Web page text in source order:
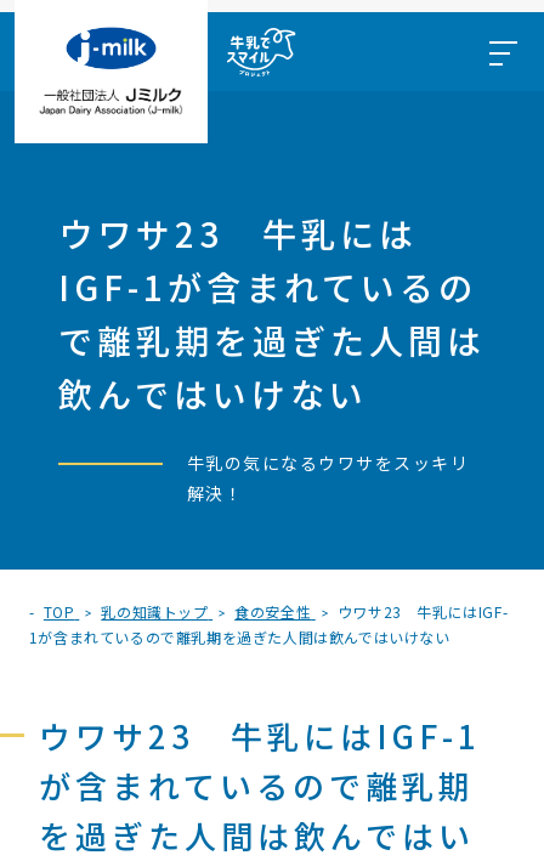
ウワサ23 牛乳には
IGF-1が含まれているの
で離乳期を過ぎた人間は
飲んではいけない
牛乳の気になるウワサをスッキリ
解決！
TOP 乳の知識トップ 食の安全性
ウワサ23 牛乳にはIGF-
1が含まれているので離乳期を過ぎた人間は飲んではいけない
ウワサ23 牛乳にはIGF-1
が含まれているので離乳期
を過ぎた人間は飲んではい